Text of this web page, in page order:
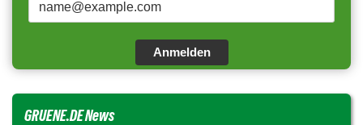
Anmelden
GRUENE.DE News